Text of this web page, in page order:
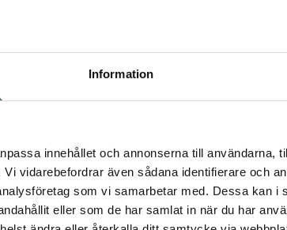
Information
innehållet och annonserna till användarna,
vidarebefordrar även sådana identifierare och
som vi samarbetar med. Dessa kan i
eller som de har samlat in när du har
Aktuella erbjudanden
Visa